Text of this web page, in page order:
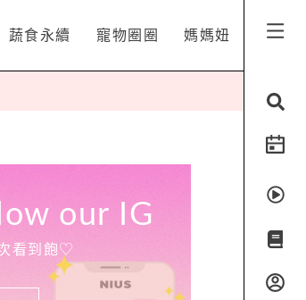
蔬食永續 寵物圈圈 媽媽妞
our IG
看到飽♡